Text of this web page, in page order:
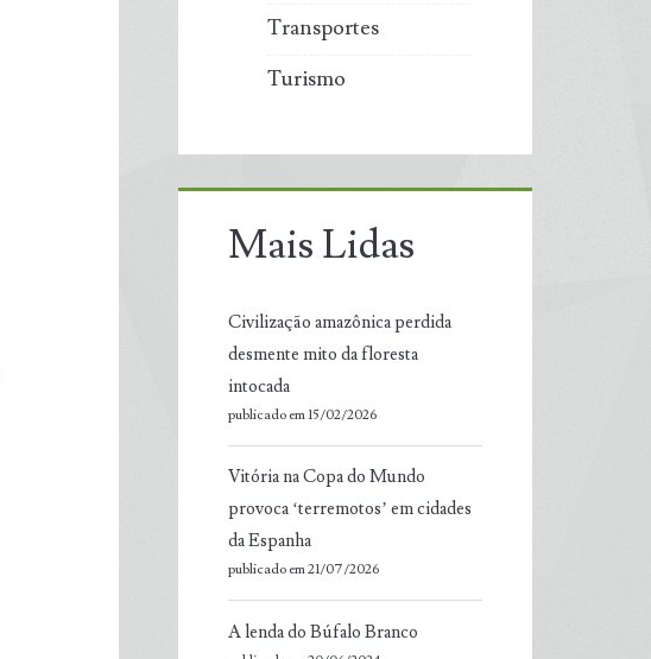
Transportes
Turismo
Mais Lidas
Civilização amazônica perdida
desmente mito da floresta
intocada
publicado em 15/02/2026
Vitória na Copa do Mundo
provoca ‘terremotos’ em cidades
da Espanha
publicado em 21/07/2026
A lenda do Búfalo Branco